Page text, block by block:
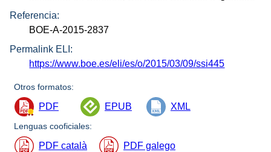
Referencia:
BOE-A-2015-2837
Permalink ELI:
https://www.boe.es/eli/es/o/2015/03/09/ssi445
Otros formatos:
PDF EPUB XML
Lenguas cooficiales:
PDF català PDF galego